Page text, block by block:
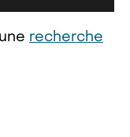
recherche